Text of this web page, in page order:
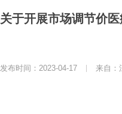
关于开展市场调节价
发布时间：2023-04-17 来自：